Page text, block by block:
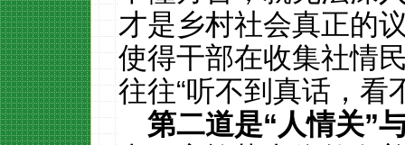
才是乡村社会真正的
使得干部在收集社情
往往“听不到真话，看
第二道是“人情关”